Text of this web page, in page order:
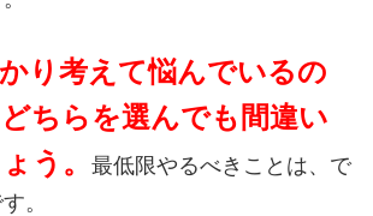
り考えて悩んでいるの
ちらを選んでも間違い
う。
最低限やるべきことは、で
。